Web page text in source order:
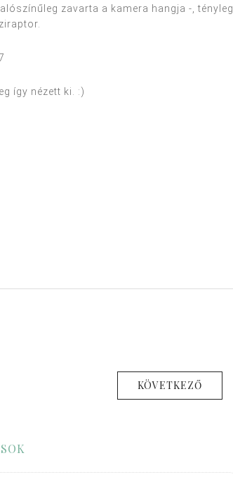
zavarta a kamera hangja -, tényleg
így nézett ki. :)
KÖVETKEZŐ